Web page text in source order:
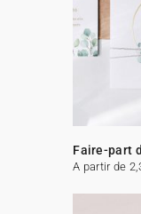
Faire-part
A partir de